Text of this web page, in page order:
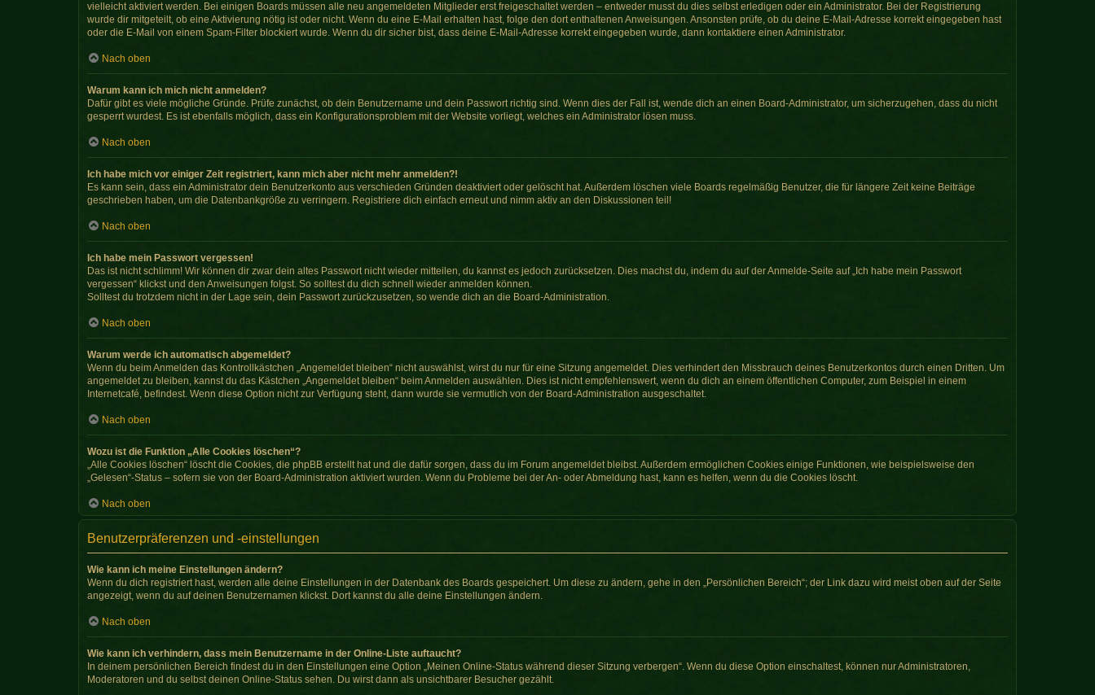
vielleicht aktiviert werden. Bei einigen Boards müssen alle neu angemeldeten Mitglieder erst freigeschaltet werden – entweder musst du dies selbst erledigen oder ein Administrator. Bei der Registrierung
wurde dir mitgeteilt, ob eine Aktivierung nötig ist oder nicht. Wenn du eine E-Mail erhalten hast, folge den dort enthaltenen Anweisungen. Ansonsten prüfe, ob du deine E-Mail-Adresse korrekt eingegeben hast
oder die E-Mail von einem Spam-Filter blockiert wurde. Wenn du dir sicher bist, dass deine E-Mail-Adresse korrekt eingegeben wurde, dann kontaktiere einen Administrator.
Nach oben
Warum kann ich mich nicht anmelden?
Dafür gibt es viele mögliche Gründe. Prüfe zunächst, ob dein Benutzername und dein Passwort richtig sind. Wenn dies der Fall ist, wende dich an einen Board-Administrator, um sicherzugehen, dass du nicht
gesperrt wurdest. Es ist ebenfalls möglich, dass ein Konfigurationsproblem mit der Website vorliegt, welches ein Administrator lösen muss.
Nach oben
Ich habe mich vor einiger Zeit registriert, kann mich aber nicht mehr anmelden?!
Es kann sein, dass ein Administrator dein Benutzerkonto aus verschieden Gründen deaktiviert oder gelöscht hat. Außerdem löschen viele Boards regelmäßig Benutzer, die für längere Zeit keine Beiträge
geschrieben haben, um die Datenbankgröße zu verringern. Registriere dich einfach erneut und nimm aktiv an den Diskussionen teil!
Nach oben
Ich habe mein Passwort vergessen!
Das ist nicht schlimm! Wir können dir zwar dein altes Passwort nicht wieder mitteilen, du kannst es jedoch zurücksetzen. Dies machst du, indem du auf der Anmelde-Seite auf „Ich habe mein Passwort
vergessen“ klickst und den Anweisungen folgst. So solltest du dich schnell wieder anmelden können.
Solltest du trotzdem nicht in der Lage sein, dein Passwort zurückzusetzen, so wende dich an die Board-Administration.
Nach oben
Warum werde ich automatisch abgemeldet?
Wenn du beim Anmelden das Kontrollkästchen „Angemeldet bleiben“ nicht auswählst, wirst du nur für eine Sitzung angemeldet. Dies verhindert den Missbrauch deines Benutzerkontos durch einen Dritten. Um
angemeldet zu bleiben, kannst du das Kästchen „Angemeldet bleiben“ beim Anmelden auswählen. Dies ist nicht empfehlenswert, wenn du dich an einem öffentlichen Computer, zum Beispiel in einem
Internetcafé, befindest. Wenn diese Option nicht zur Verfügung steht, dann wurde sie vermutlich von der Board-Administration ausgeschaltet.
Nach oben
Wozu ist die Funktion „Alle Cookies löschen“?
„Alle Cookies löschen“ löscht die Cookies, die phpBB erstellt hat und die dafür sorgen, dass du im Forum angemeldet bleibst. Außerdem ermöglichen Cookies einige Funktionen, wie beispielsweise den
„Gelesen“-Status – sofern sie von der Board-Administration aktiviert wurden. Wenn du Probleme bei der An- oder Abmeldung hast, kann es helfen, wenn du die Cookies löscht.
Nach oben
Benutzerpräferenzen und -einstellungen
Wie kann ich meine Einstellungen ändern?
Wenn du dich registriert hast, werden alle deine Einstellungen in der Datenbank des Boards gespeichert. Um diese zu ändern, gehe in den „Persönlichen Bereich“; der Link dazu wird meist oben auf der Seite
angezeigt, wenn du auf deinen Benutzernamen klickst. Dort kannst du alle deine Einstellungen ändern.
Nach oben
Wie kann ich verhindern, dass mein Benutzername in der Online-Liste auftaucht?
In deinem persönlichen Bereich findest du in den Einstellungen eine Option „Meinen Online-Status während dieser Sitzung verbergen“. Wenn du diese Option einschaltest, können nur Administratoren,
Moderatoren und du selbst deinen Online-Status sehen. Du wirst dann als unsichtbarer Besucher gezählt.